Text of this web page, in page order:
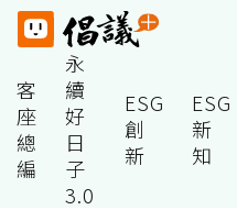
客
座
總
編
永
續
好
日
子
3.0
ESG
創
新
ESG
新
知